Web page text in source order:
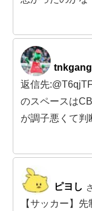
tnkgang
返信先
のスペースは
が調子悪くて判
ピヨし
【サッカー】